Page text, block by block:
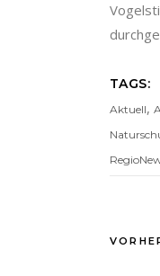
TAGS:
Aktuell,